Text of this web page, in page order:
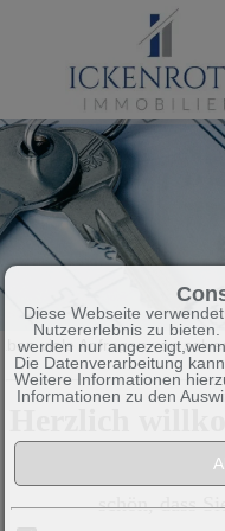
Kunden für
Herzlich
schön, dass
Diese Webseite
Nutzererlebnis zu
werden nur
Die Datenverarbeitung
Weitere Informationen
Informationen zu den